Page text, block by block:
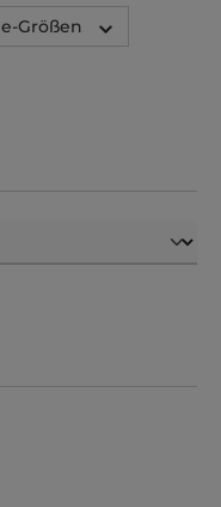
Größen
von 5 Sternen